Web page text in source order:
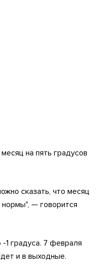
на пять градусов
сказать, что месяц
— говорится
1 градуса. 7 февраля
и в выходные.